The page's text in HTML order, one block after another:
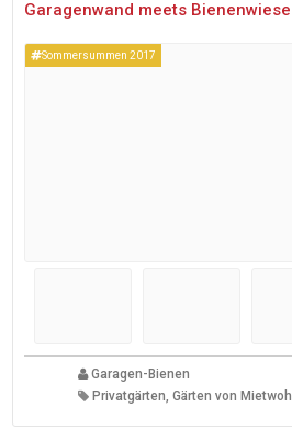
Garagenwand meets Bienenwiese
Sommersummen 2017
Garagen-Bienen
Privatgärten, Gärten von